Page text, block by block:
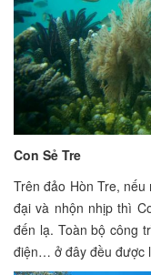
Con Sẻ Tre
Trên đảo Hòn Tre,
đại và nhộn nhịp thì
đến lạ. Toàn bộ công
điện… ở đây đều được